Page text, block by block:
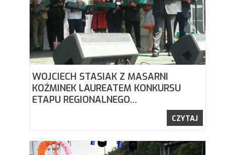
WOJCIECH STASIAK Z MASARNI
KOŹMINEK LAUREATEM KONKURSU
ETAPU REGIONALNEGO…
CZYTAJ